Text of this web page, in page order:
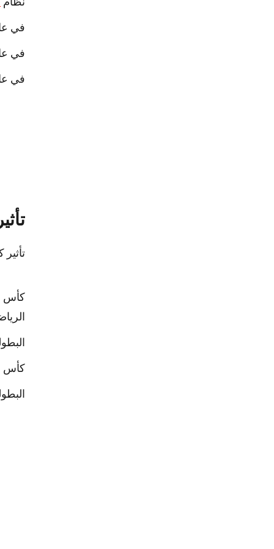
في عام 2003، فازت إنجلترا بالبطولة بفضل ركلة جوني ويلكينسون
في عام 2011، فازت نيوزيلندا بالبطولة على أرضها
في عام 2019، فازت جنوب أفريقيا بالبطولة للمرة الثالثة، مما جعلها
كأس
كأس